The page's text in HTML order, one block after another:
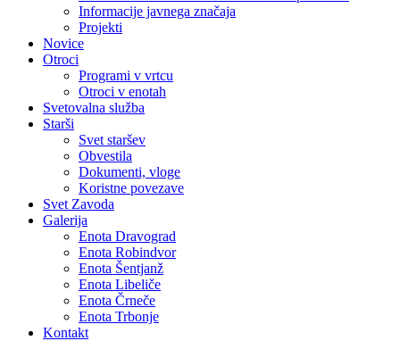
Informacije javnega značaja
Projekti
Novice
Otroci
Programi v vrtcu
Otroci v enotah
Svetovalna služba
Starši
Svet staršev
Obvestila
Dokumenti, vloge
Koristne povezave
Svet Zavoda
Galerija
Enota Dravograd
Enota Robindvor
Enota Šentjanž
Enota Libeliče
Enota Črneče
Enota Trbonje
Kontakt